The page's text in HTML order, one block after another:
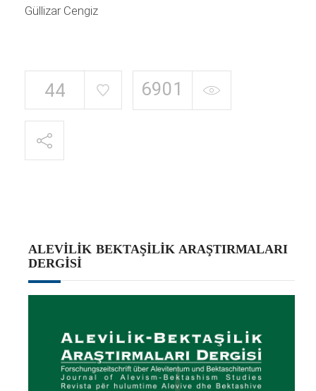
Güllizar Cengiz
44 6901
ALEVILIK BEKTAŞILIK ARAŞTIRMALARI
DERGISI